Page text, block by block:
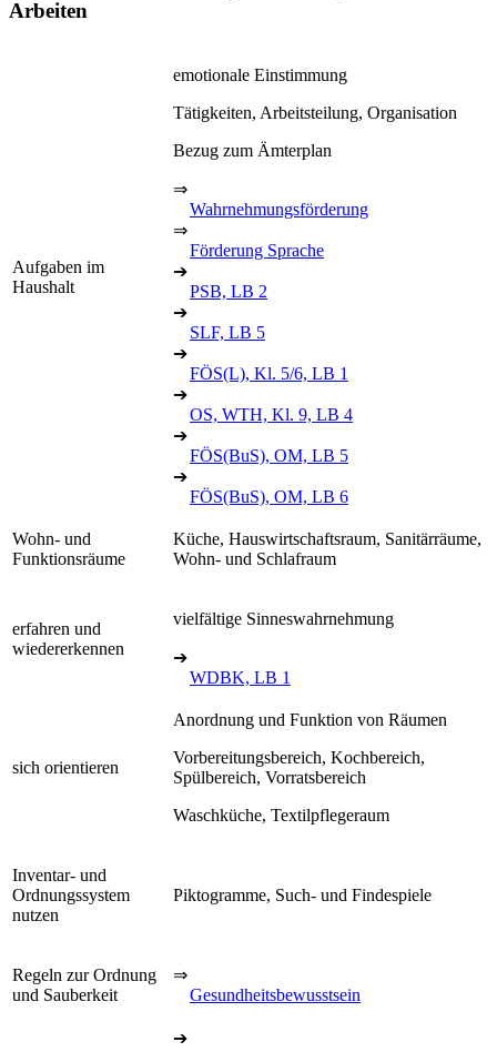
Arbeiten
Aufgaben im
Haushalt
emotionale Einstimmung
Tätigkeiten, Arbeitsteilung, Organisation
Bezug zum Ämterplan
⇒
Wahrnehmungsförderung
⇒
Förderung Sprache
➔
PSB, LB 2
➔
SLF, LB 5
➔
FÖS(L), Kl. 5/6, LB 1
➔
OS, WTH, Kl. 9, LB 4
➔
FÖS(BuS), OM, LB 5
➔
FÖS(BuS), OM, LB 6
Wohn- und
Funktionsräume
Küche, Hauswirtschaftsraum, Sanitärräume,
Wohn- und Schlafraum
erfahren und
wiedererkennen
vielfältige Sinneswahrnehmung
➔
WDBK, LB 1
sich orientieren
Anordnung und Funktion von Räumen
Vorbereitungsbereich, Kochbereich,
Spülbereich, Vorratsbereich
Waschküche, Textilpflegeraum
Inventar- und
Ordnungssystem
nutzen
Piktogramme, Such- und Findespiele
Regeln zur Ordnung
und Sauberkeit
⇒
Gesundheitsbewusstsein
➔